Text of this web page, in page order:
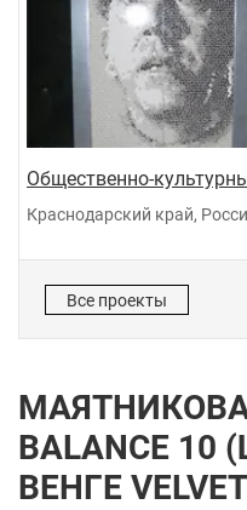
Общественно-
Краснодарский край,
Все проекты
BALANCE 10
ВЕНГЕ